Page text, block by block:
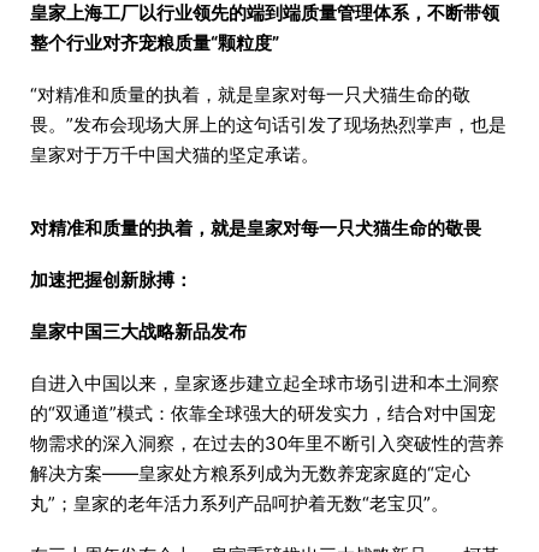
皇家上海工厂以行业领先的端到端质量管理体系，不断带领
整个行业对齐宠粮质量“颗粒度”
“对精准和质量的执着，就是皇家对每一只犬猫生命的敬
畏。”发布会现场大屏上的这句话引发了现场热烈掌声，也是
皇家对于万千中国犬猫的坚定承诺。
对精准和质量的执着，就是皇家对每一只犬猫生命的敬畏
加速把握创新脉搏：
皇家中国三大战略新品发布
自进入中国以来，皇家逐步建立起全球市场引进和本土洞察
的“双通道”模式：依靠全球强大的研发实力，结合对中国宠
物需求的深入洞察，在过去的30年里不断引入突破性的营养
解决方案——皇家处方粮系列成为无数养宠家庭的“定心
丸”；皇家的老年活力系列产品呵护着无数“老宝贝”。